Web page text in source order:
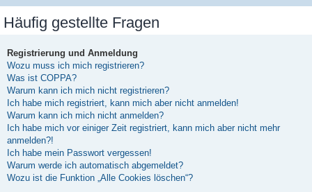
Häufig gestellte Fragen
Registrierung und Anmeldung
Wozu muss ich mich registrieren?
Was ist COPPA?
Warum kann ich mich nicht registrieren?
Ich habe mich registriert, kann mich aber nicht anmelden!
Warum kann ich mich nicht anmelden?
Ich habe mich vor einiger Zeit registriert, kann mich aber nicht mehr
anmelden?!
Ich habe mein Passwort vergessen!
Warum werde ich automatisch abgemeldet?
Wozu ist die Funktion „Alle Cookies löschen“?